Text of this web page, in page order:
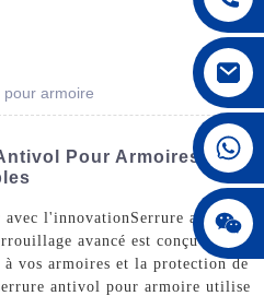
jenny010678
pour armoire
Pour Armoires |
avec l'innovation Serrure antivol
avancé est conçu pour
à vos armoires et la protection de
antivol pour armoire utilise